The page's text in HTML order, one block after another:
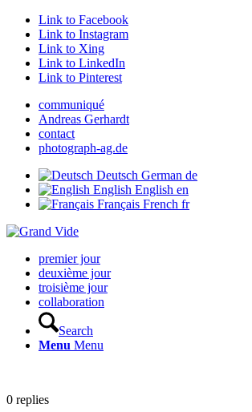
Link to Facebook
Link to Instagram
Link to Xing
Link to LinkedIn
Link to Pinterest
communiqué
Andreas Gerhardt
contact
photograph-ag.de
Deutsch German de
English English en
Français French fr
premier jour
deuxième jour
troisième jour
collaboration
Search
Menu Menu
0 replies